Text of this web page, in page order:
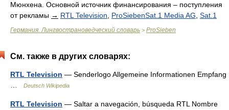
Мюнхена. Основной источник финансирования – поступления
от рекламы → RTL Television ProSiebenSat.1 Media AG Sat.1
Германия. Лингвострановедческий словарь > ProSieben
См. также в других словарях:
RTL Television — Senderlogo Allgemeine Informationen Empfang
Deutsch Wikipedia
RTL Television — Saltar a navegación, búsqueda RTL Nombre